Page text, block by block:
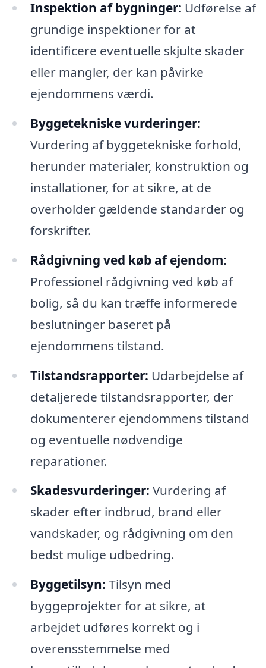
Inspektion af bygninger: Udførelse af
grundige inspektioner for at
identificere eventuelle skjulte skader
eller mangler, der kan påvirke
ejendommens værdi.
Byggetekniske vurderinger:
Vurdering af byggetekniske forhold,
herunder materialer, konstruktion og
installationer, for at sikre, at de
overholder gældende standarder og
forskrifter.
Rådgivning ved køb af ejendom:
Professionel rådgivning ved køb af
bolig, så du kan træffe informerede
beslutninger baseret på
ejendommens tilstand.
Tilstandsrapporter: Udarbejdelse af
detaljerede tilstandsrapporter, der
dokumenterer ejendommens tilstand
og eventuelle nødvendige
reparationer.
Skadesvurderinger: Vurdering af
skader efter indbrud, brand eller
vandskader, og rådgivning om den
bedst mulige udbedring.
Byggetilsyn: Tilsyn med
byggeprojekter for at sikre, at
arbejdet udføres korrekt og i
overensstemmelse med